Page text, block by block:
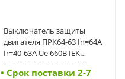
Выключатель защиты
двигателя ПРК64-63 In=64A
Ir=40-63A Ue 660В IEK
(DMS22-63) (DMS22-63)
• Cрок поставки 2-7